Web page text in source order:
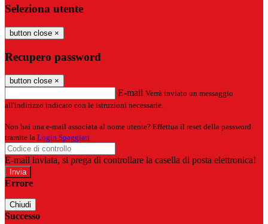
Seleziona utente
button close ×
Recupero password
button close ×
E-mail Verrà inviato un messaggio
all'indirizzo indicato con le istruzioni necessarie.
Non hai una e-mail associata al nome utente? Effettua il reset della password
tramite la Login Spaggiari
E-mail inviata, si prega di controllare la casella di posta elettronica!
Errore
Chiudi
Successo